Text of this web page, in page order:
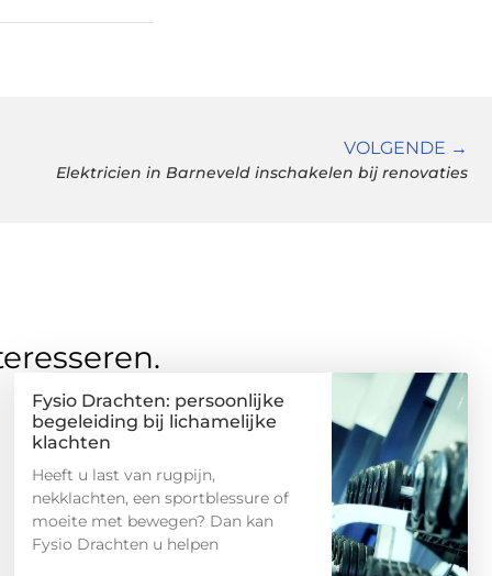
VOLGENDE →
Elektricien in Barneveld inschakelen bij renovaties
Fysio Drachten: persoonlijke
begeleiding bij lichamelijke
klachten
Heeft u last van rugpijn,
nekklachten, een sportblessure of
moeite met bewegen? Dan kan
Fysio Drachten u helpen